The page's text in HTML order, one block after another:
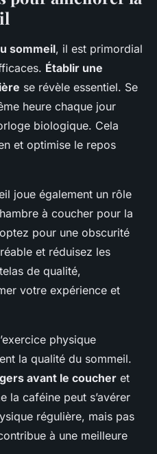
sommeil, il est primordial
Établir une
se révèle essentiel. Se
heure chaque jour
biologique. Cela
et optimise le repos
joue également un rôle
à coucher pour la
pour une obscurité
et réduisez les
de qualité,
votre expérience et
physique
la qualité du sommeil.
avant le coucher et
la caféine peut s’avérer
régulière, mais pas
à une meilleure